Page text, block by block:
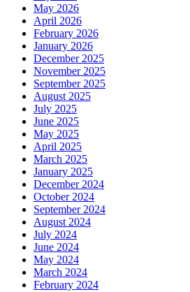
May 2026
April 2026
February 2026
January 2026
December 2025
November 2025
September 2025
August 2025
July 2025
June 2025
May 2025
April 2025
March 2025
January 2025
December 2024
October 2024
September 2024
August 2024
July 2024
June 2024
May 2024
March 2024
February 2024